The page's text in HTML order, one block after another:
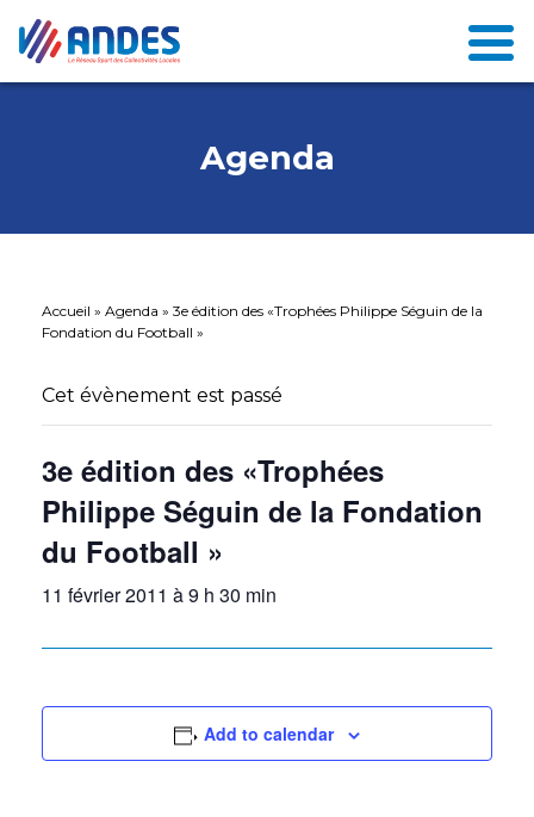
Agenda
Accueil » Agenda » 3e édition des «Trophées Philippe Séguin de la
Fondation du Football »
Cet évènement est passé
3e édition des «Trophées
Philippe Séguin de la Fondation
du Football »
11 février 2011 à 9 h 30 min
Add to calendar